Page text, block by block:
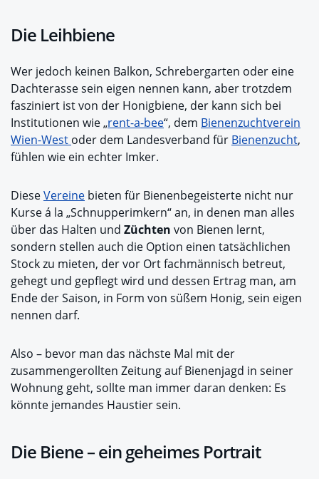
Die Leihbiene
Wer jedoch keinen Balkon, Schrebergarten oder eine
Dachterasse sein eigen nennen kann, aber trotzdem
fasziniert ist von der Honigbiene, der kann sich bei
Institutionen wie „rent-a-bee“, dem Bienenzuchtverein
Wien-West oder dem Landesverband für Bienenzucht,
fühlen wie ein echter Imker.
DieseVereine bieten für Bienenbegeisterte nicht nur
Kurse á la „Schnupperimkern“ an, in denen man alles
über das Halten und Züchten von Bienen lernt,
sondern stellen auch die Option einen tatsächlichen
Stock zu mieten, der vor Ort fachmännisch betreut,
gehegt und gepflegt wird und dessen Ertrag man, am
Ende der Saison, in Form von süßem Honig, sein eigen
nennen darf.
Also – bevor man das nächste Mal mit der
zusammengerollten Zeitung auf Bienenjagd in seiner
Wohnung geht, sollte man immer daran denken: Es
könnte jemandes Haustier sein.
Die Biene – ein geheimes Portrait